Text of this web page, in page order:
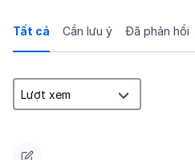
Tất cả Cần lưu ý Đã phản hồi